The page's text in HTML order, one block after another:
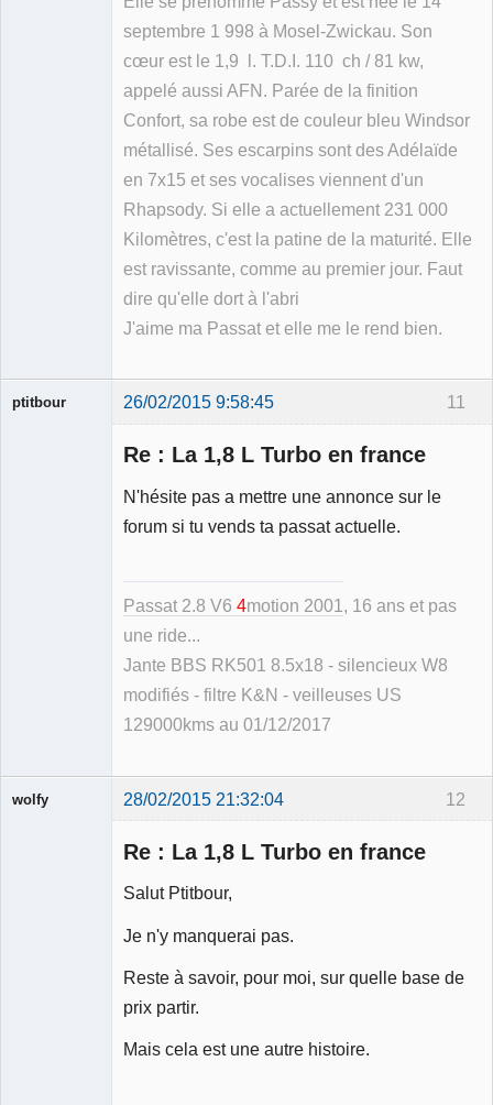
septembre 1 998 à Mosel-Zwickau. Son
cœur est le 1,9 l. T.D.I. 110 ch / 81 kw,
appelé aussi AFN. Parée de la finition
Confort, sa robe est de couleur bleu Windsor
métallisé. Ses escarpins sont des Adélaïde
en 7x15 et ses vocalises viennent d'un
Rhapsody. Si elle a actuellement 231 000
Kilomètres, c'est la patine de la maturité. Elle
est ravissante, comme au premier jour. Faut
dire qu'elle dort à l'abri
J'aime ma Passat et elle me le rend bien.
11
ptitbour 26/02/2015 9:58:45
Re : La 1,8 L Turbo en france
N'hésite pas a mettre une annonce sur le
forum si tu vends ta passat actuelle.
Passat 2.8 V6 4motion 2001 , 16 ans et pas
une ride...
Jante BBS RK501 8.5x18 - silencieux W8
modifiés - filtre K&N - veilleuses US
129000kms au 01/12/2017
12
wolfy 28/02/2015 21:32:04
Re : La 1,8 L Turbo en france
Salut Ptitbour,
Je n'y manquerai pas.
Reste à savoir, pour moi, sur quelle base de
prix partir.
Mais cela est une autre histoire.